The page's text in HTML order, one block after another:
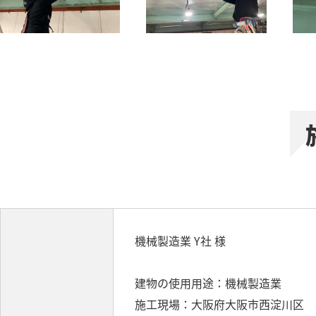
機械製造業 Y社 様
建物の使用用途：機械製造業
施工現場：大阪府大阪市西淀川区